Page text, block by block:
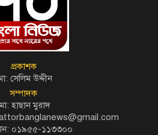
প্রকাশক
সেলিম উদ্দীন
সম্পাদক
হাছান মুরাদ
০১৯৫৫-১১৩৩০০